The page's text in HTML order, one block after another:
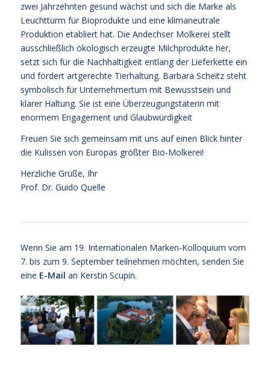
zwei Jahrzehnten gesund wächst und sich die Marke als
Leuchtturm für Bioprodukte und eine klimaneutrale
Produktion etabliert hat. Die Andechser Molkerei stellt
ausschließlich ökologisch erzeugte Milchprodukte her,
setzt sich für die Nachhaltigkeit entlang der Lieferkette ein
und fördert artgerechte Tierhaltung. Barbara Scheitz steht
symbolisch für Unternehmertum mit Bewusstsein und
klarer Haltung. Sie ist eine Überzeugungstäterin mit
enormem Engagement und Glaubwürdigkeit
Freuen Sie sich gemeinsam mit uns auf einen Blick hinter
die Kulissen von Europas größter Bio-Molkerei!
Herzliche Grüße, Ihr
Prof. Dr. Guido Quelle
Wenn Sie am 19. Internationalen Marken-Kolloquium vom
7. bis zum 9. September teilnehmen möchten, senden Sie
eine E-Mail an Kerstin Scupin.